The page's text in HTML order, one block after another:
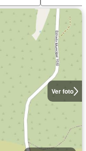
Ver foto